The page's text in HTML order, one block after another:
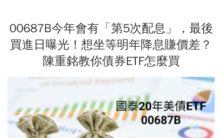
00687B今年會有「第5次配息」，最後
買進日曝光！想坐等明年降息賺價差？
陳重銘教你債券ETF怎麼買